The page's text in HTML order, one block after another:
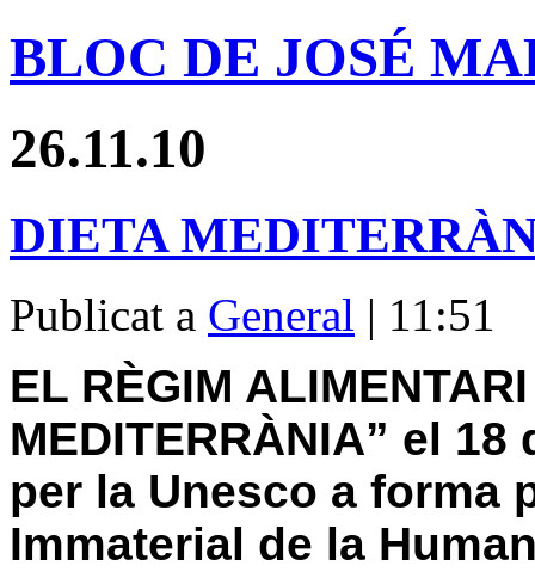
BLOC DE JOSÉ
26.11.10
DIETA
Publicat a General | 11:51
EL RÈGIM
MEDITERRÀNIA” el 18
per la Unesco a forma
Immaterial de la